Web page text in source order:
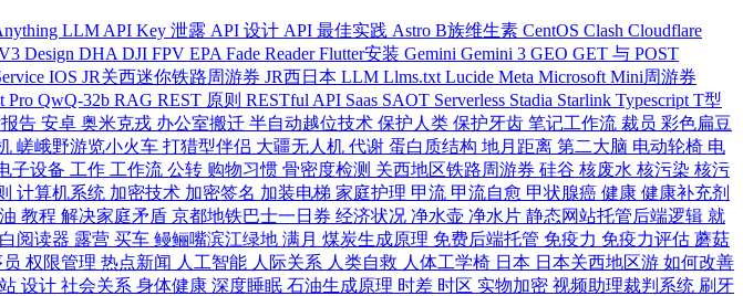
LLM API Key 泄露 API 设计 API 最佳实践 Astro B族维生素 CentOS Clash Cloudflare
Design DHA DJI FPV EPA Fade ReaderFlutter安装 Gemini Gemini 3 GEO GET 与 POST
IOS JR关西迷你铁路周游券 JR西日本 LLM Llms.txt Lucide Meta Microsoft Mini周游券
Pro QwQ-32b RAG REST 原则 RESTful API Saas SAOT Serverless Stadia Starlink Typescript T型
告 安卓 奥米克戎 办公室搬迁 半自动越位技术 保护人类 保护牙齿 笔记工作流 裁员 彩色扁豆
嵯峨野游览小火车 打猎型伴侣 大疆无人机 代谢 蛋白质结构 地月距离 第二大脑 电动轮椅 电
子设备 工作 工作流 公转 购物习惯 骨密度检测 关西地区铁路周游券 硅谷 核废水 核污染 核污
计算机系统 加密技术 加密签名 加装电梯 家庭护理 甲流 甲流自愈 甲状腺癌 健康 健康补充剂
教程 解决家庭矛盾 京都地铁巴士一日券 经济状况 净水壶 净水片 静态网站托管后端逻辑 就
阅读器 露营 买车 鳗鲡嘴滨江绿地 满月 煤炭生成原理 免费后端托管 免疫力 免疫力评估 蘑菇
权限管理 热点新闻 人工智能 人际关系 人类自救 人体工学椅 日本 日本关西地区游 如何改善
设计 社会关系 身体健康 深度睡眠 石油生成原理 时差 时区 实物加密 视频助理裁判系统 刷牙